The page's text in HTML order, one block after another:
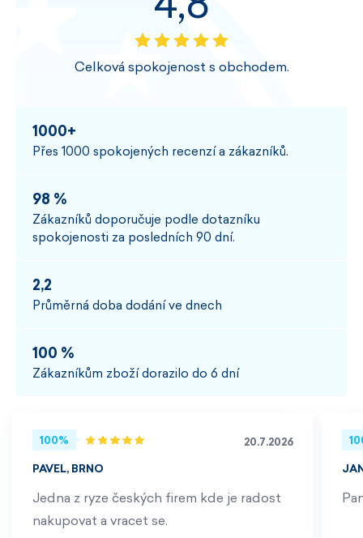
Celková spokojenost s obchodem.
1000+
Přes 1000 spokojených recenzí a zákazníků.
98 %
Zákazníků doporučuje podle dotazníku
spokojenosti za posledních 90 dní.
2,2
Průměrná doba dodání ve dnech
100 %
Zákazníkům zboží dorazilo do 6 dní
100% 20.7.2026
PAVEL, BRNO
Jedna z ryze českých firem kde je radost
nakupovat a vracet se.